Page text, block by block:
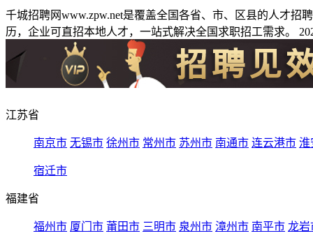
千城招聘网www.zpw.net是覆盖全国各省、市、区县的人才
历，企业可直招本地人才，一站式解决全国求职招工需求。
江苏省
南京市 无锡市 徐州市 常州市 苏州市 南通市 连云港市 淮
宿迁市
福建省
福州市 厦门市 莆田市 三明市 泉州市 漳州市 南平市 龙岩